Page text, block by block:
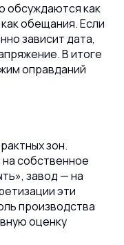
обсуждаются как
обещания. Если
зависит дата,
В итоге
оправданий
зон.
собственное
завод — на
эти
производства
оценку